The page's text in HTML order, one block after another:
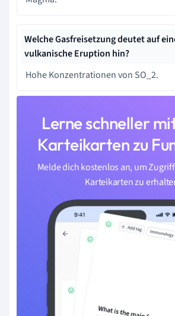
Welche Gasfreisetzung deutet auf
vulkanische Eruption hin?
Hohe Konzentrationen von SO_2.
Lerne schneller
Karteikarten zu
Melde dich kostenlos an, um
Karteikarten zu